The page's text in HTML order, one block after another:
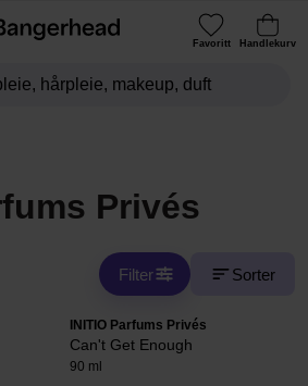
Favoritt Handlekurv
Privés
Filter Sorter
INITIO Parfums Privés
Can't Get Enough
90 ml